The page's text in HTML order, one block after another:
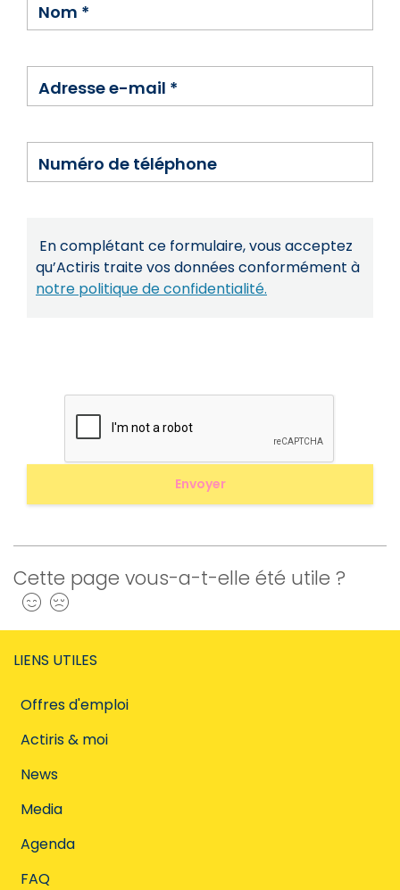
Nom *
Adresse e-mail *
Numéro de téléphone
En complétant ce formulaire, vous acceptez
qu’Actiris traite vos données conformément à
notre politique de confidentialité.
Cette page vous-a-t-elle été utile ?
Oui
LIENS UTILES
Offres d'emploi
Actiris & moi
News
Media
Agenda
FAQ